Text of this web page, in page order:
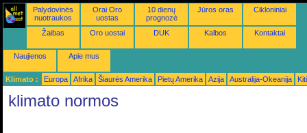
Palydovinės
nuotraukos
Orai Oro
uostas
10 dienų
prognozė
Jūros oras Cikloniniai
Žaibas Oro uostai DUK Kalbos Kontaktai
Naujienos Apie mus
Klimato : Europa Afrika Šiaurės Amerika Pietų Amerika Azija Australija-Okeanija Kiti
klimato normos